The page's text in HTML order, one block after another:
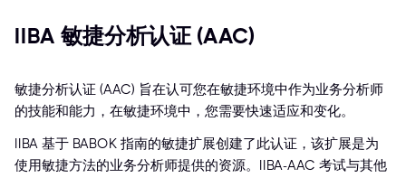
IIBA 敏捷分析认证 (AAC)
敏捷分析认证 (AAC) 旨在认可您在敏捷环境中作为业务分析师
的技能和能力，在敏捷环境中，您需要快速适应和变化。
IIBA 基于 BABOK 指南的敏捷扩展创建了此认证，该扩展是为
使用敏捷方法的业务分析师提供的资源。IIBA-AAC 考试与其他